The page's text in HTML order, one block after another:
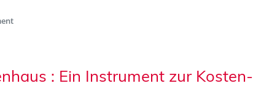
: Ein Instrument zur Kosten-